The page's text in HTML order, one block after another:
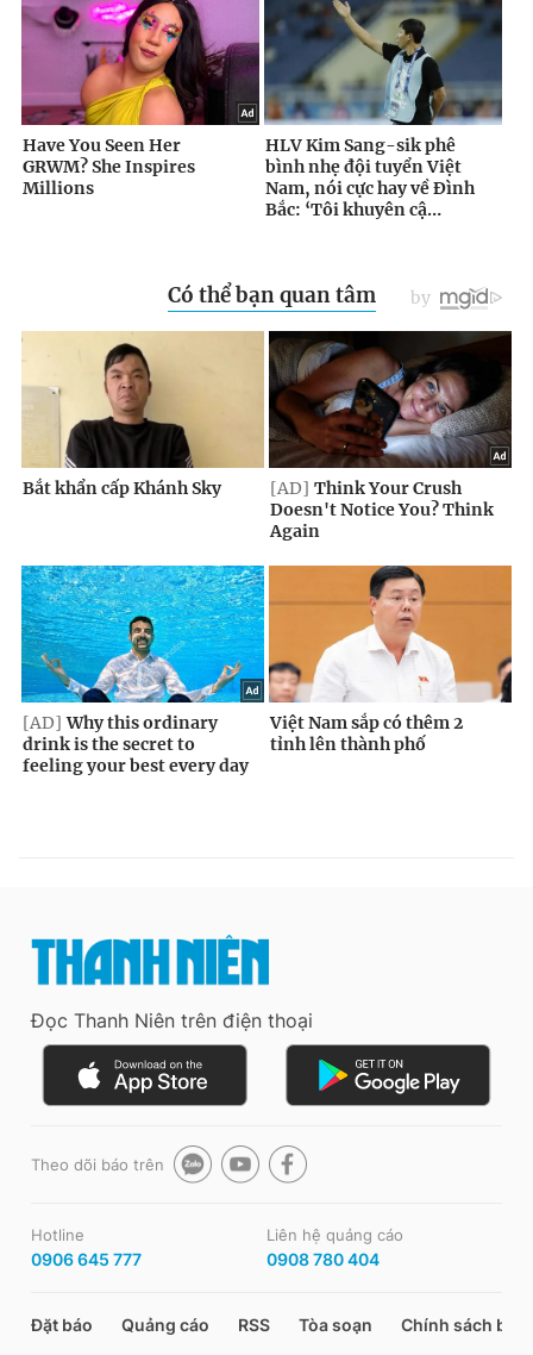
Đọc Thanh Niên trên điện thoại
Theo dõi báo trên
Hotline
0906 645 777
Liên hệ quảng cáo
0908 780 404
Đặt báo Quảng cáo RSS Tòa soạn Chính sách bảo